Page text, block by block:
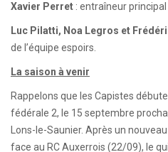
Xavier Perret : entraîneur principal
Luc Pilatti, Noa Legros et
de l’équipe espoirs.
La saison à venir
Rappelons que les Capistes
fédérale 2, le 15 septembre
Lons-le-Saunier. Après un
face au RC Auxerrois (22/09), le